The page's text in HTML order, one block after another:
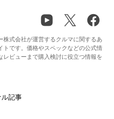
式会社が運営するクルマに関するあ
トです。価格やスペックなどの公式情
ビューまで購入検討に役立つ情報を
ル記事